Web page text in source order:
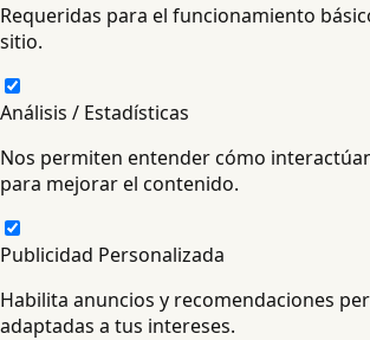
Requeridas para el funcionamiento
sitio.
Análisis / Estadísticas
Nos permiten entender cómo
para mejorar el contenido.
Publicidad Personalizada
Habilita anuncios y recomendaciones
adaptadas a tus intereses.